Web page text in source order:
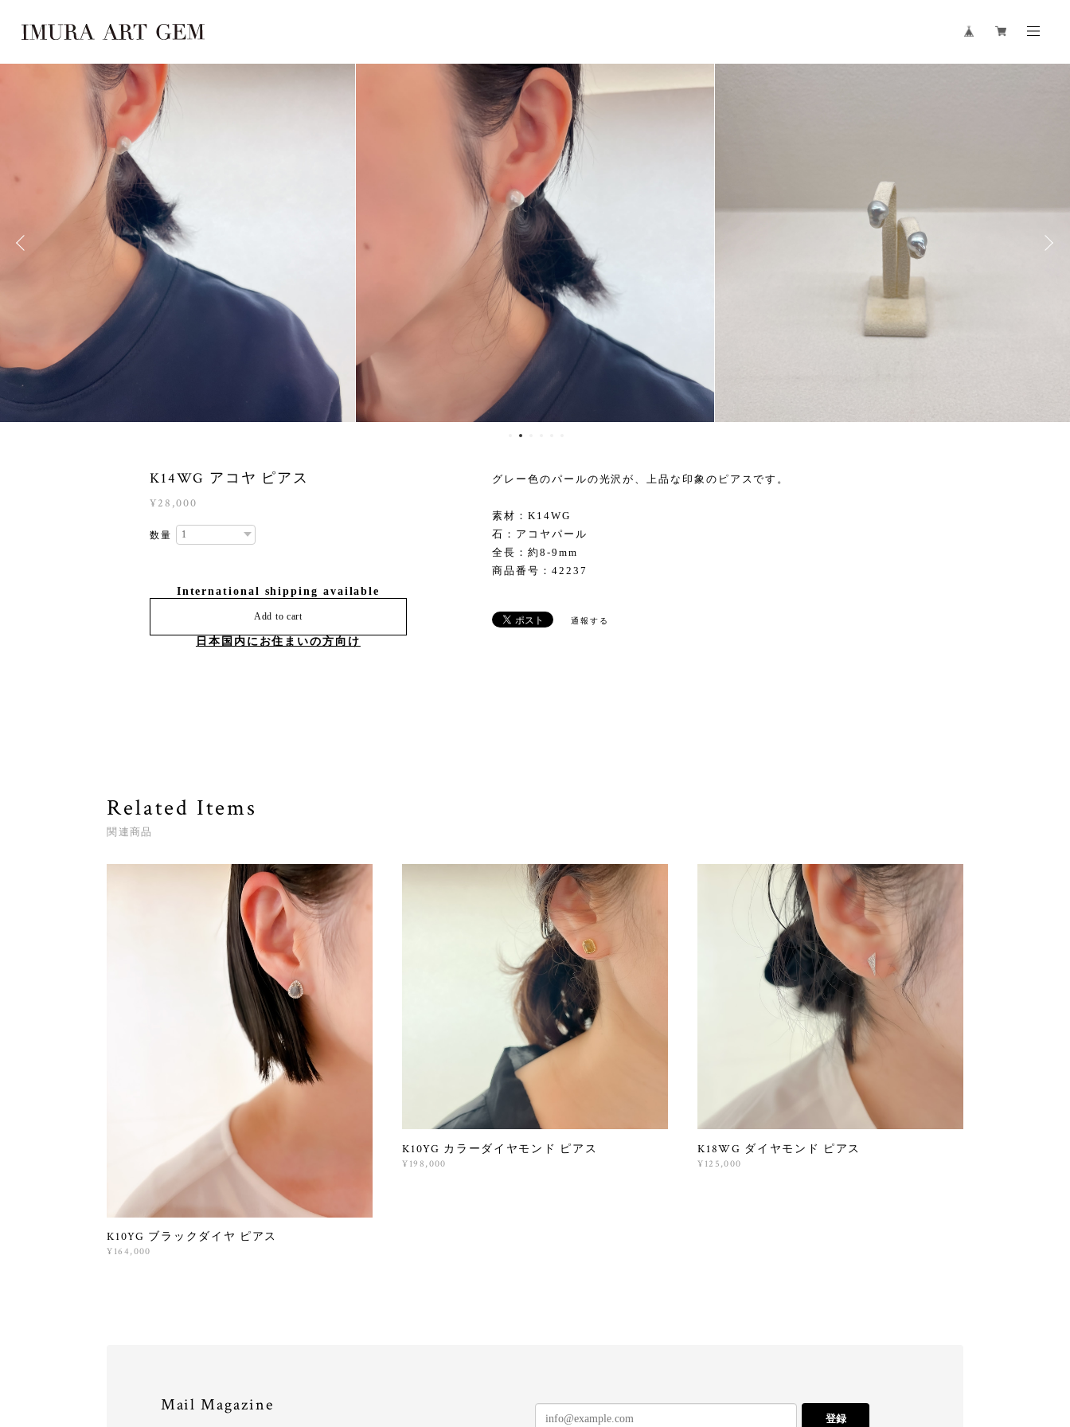
K14WG アコヤ ピアス
¥28,000
数量
International shipping available
Add to cart
日本国内にお住まいの方向け
グレー色のパールの光沢が、上品な印象のピアスです。
素材：K14WG
石：アコヤパール
全長：約8-9mm
商品番号：42237
通報する
Related Items
関連商品
K10YG ブラックダイヤ ピアス
¥164,000
K10YG カラーダイヤモンド ピアス
¥198,000
K18WG ダイヤモンド ピアス
¥125,000
Mail Magazine
登録